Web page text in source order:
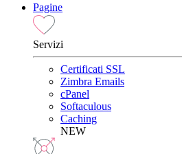
Pagine
Servizi
Certificati SSL
Zimbra Emails
cPanel
Softaculous
Caching
NEW